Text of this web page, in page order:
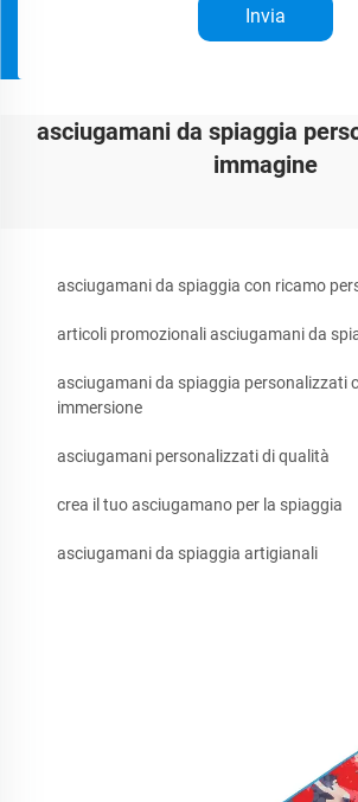
Invia
asciugamani da spiaggia
immagine
asciugamani da spiaggia con ricamo
articoli promozionali asciugamani da
asciugamani da spiaggia personalizzati
immersione
asciugamani personalizzati di qualità
crea il tuo asciugamano per la spiaggia
asciugamani da spiaggia artigianali